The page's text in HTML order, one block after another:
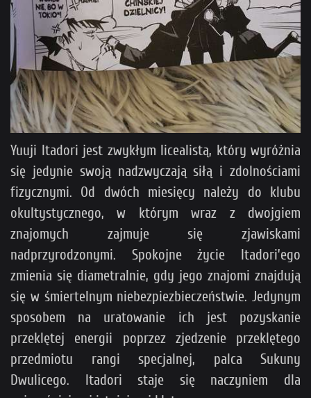
Yuuji Itadori jest zwykłym licealistą, który wyróżnia
się jedynie swoją nadzwyczają siłą i zdolnościami
fizycznymi. Od dwóch miesięcy należy do klubu
okultystycznego, w którym wraz z dwojgiem
znajomych zajmuje się zjawiskami
nadprzyrodzonymi. Spokojne życie Itadori’ego
zmienia się diametralnie, gdy jego znajomi znajdują
się w śmiertelnym niebezpiezbieczeństwie. Jedynym
sposobem na uratowanie ich jest pozyskanie
przeklętej energii poprzez zjedzenie przeklętego
przedmiotu rangi specjalnej, palca Sukuny
Dwulicego. Itadori staje się naczyniem dla